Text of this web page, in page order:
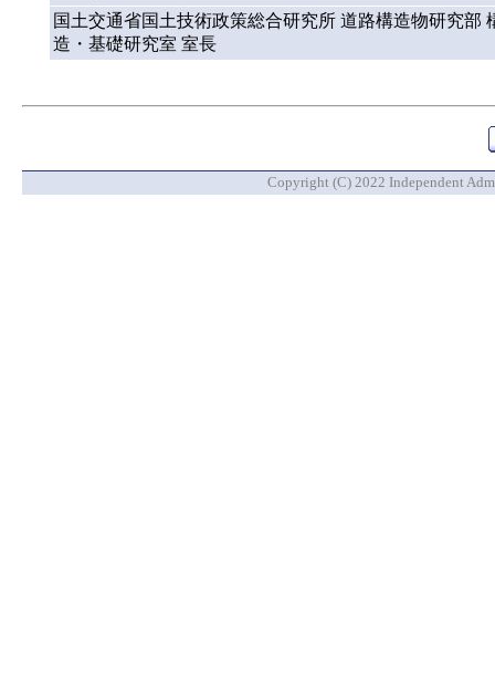
国土交通省国土技術政策総合研究所 道路構造物研究部
造・基礎研究室 室長
Copyright (C) 2022 Independent